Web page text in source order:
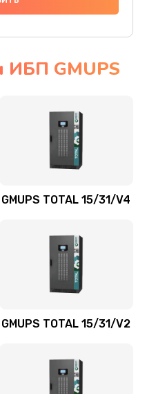
ИБП GMUPS
GMUPS TOTAL 15/31/V4
GMUPS TOTAL 15/31/V2